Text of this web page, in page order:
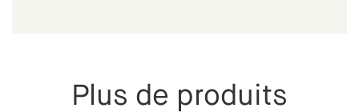
Plus de produits